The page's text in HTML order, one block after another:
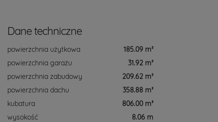
Dane techniczne
powierzchnia użytkowa
185.09 m²
powierzchnia garażu
31.92 m²
powierzchnia zabudowy
209.62 m²
powierzchnia dachu
358.88 m²
kubatura
806.00 m³
wysokość
8.06 m